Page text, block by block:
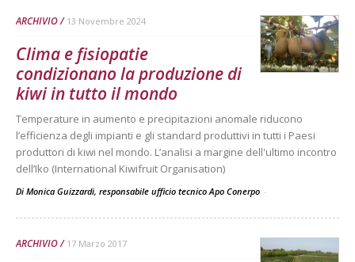
ARCHIVIO 13 Novembre 2024
Clima e fisiopatie
condizionano la produzione di
kiwi in tutto il mondo
Temperature in aumento e precipitazioni anomale riducono
l’efficienza degli impianti e gli standard produttivi in tutti i Paesi
produttori di kiwi nel mondo. L’analisi a margine dell'ultimo incontro
dell’Iko (International Kiwifruit Organisation)
Di Monica Guizzardi, responsabile ufficio tecnico Apo Conerpo -
ARCHIVIO 17 Marzo 2017